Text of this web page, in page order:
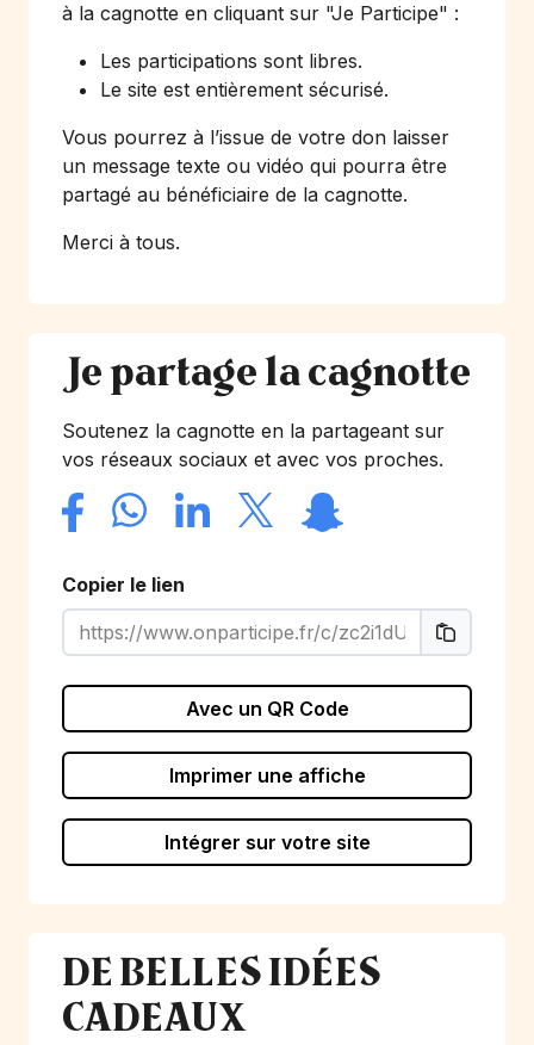
à la cagnotte en cliquant sur "Je Participe" :
Les participations sont libres.
Le site est entièrement sécurisé.
Vous pourrez à l’issue de votre don laisser
un message texte ou vidéo qui pourra être
partagé au bénéficiaire de la cagnotte.
Merci à tous.
Je partage la cagnotte
Soutenez la cagnotte en la partageant sur
vos réseaux sociaux et avec vos proches.
Copier le lien
Avec un QR Code
Imprimer une affiche
Intégrer sur votre site
DE BELLES IDÉES
CADEAUX